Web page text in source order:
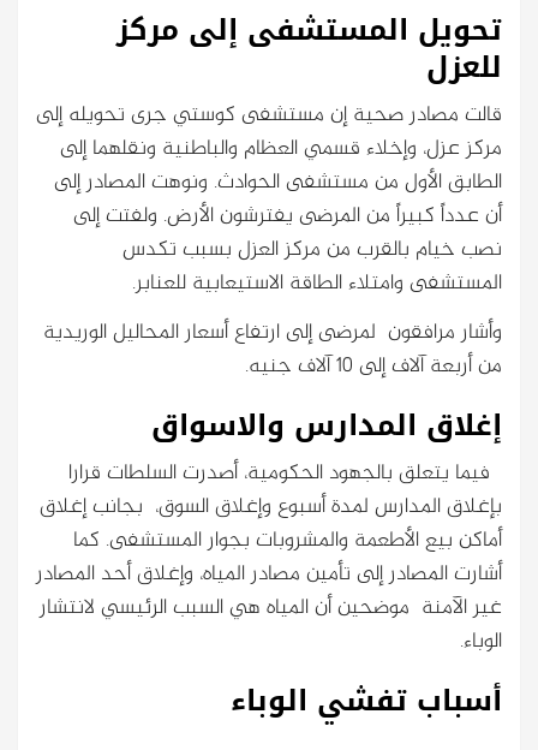
تحويل المستشفى إلى مركز
للعزل
قالت مصادر صحية إن مستشفى كوستي جرى تحويله إلى
مركز عزل، وإخلاء قسمي العظام والباطنية ونقلهما إلى
الطابق الأول من مستشفى الحوادث. ونوهت المصادر إلى
أن عدداً كبيراً من المرضى يفترشون الأرض. ولفتت إلى
نصب خيام بالقرب من مركز العزل بسبب تكدس
المستشفى وامتلاء الطاقة الاستيعابية للعنابر.
وأشار مرافقون لمرضى إلى ارتفاع أسعار المحاليل الوريدية
من أربعة آلاف إلى 10 آلاف جنيه.
إغلاق المدارس والاسواق
فيما يتعلق بالجهود الحكومية، أصدرت السلطات قرارا
بإغلاق المدارس لمدة أسبوع وإغلاق السوق، بجانب إغلاق
أماكن بيع الأطعمة والمشروبات بجوار المستشفى. كما
أشارت المصادر إلى تأمين مصادر المياه، وإغلاق أحد المصادر
غير الآمنة موضحين أن المياه هي السبب الرئيسي لانتشار
الوباء.
أسباب تفشي الوباء